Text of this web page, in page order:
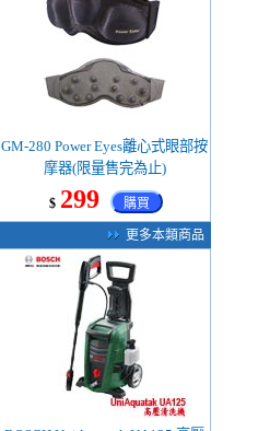
GM-280 Power Eyes離心式眼部按
摩器(限量售完為止)
$ 299 購買
更多本類商品